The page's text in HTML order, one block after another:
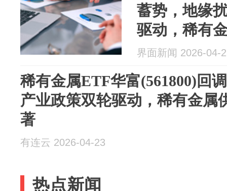
蓄势，地缘
驱动，稀有
发显著
界面新闻 2026-04-
稀有金属ETF华富(561800)回
产业政策双轮驱动，稀有金属
著
有连云 2026-04-23
热点新闻